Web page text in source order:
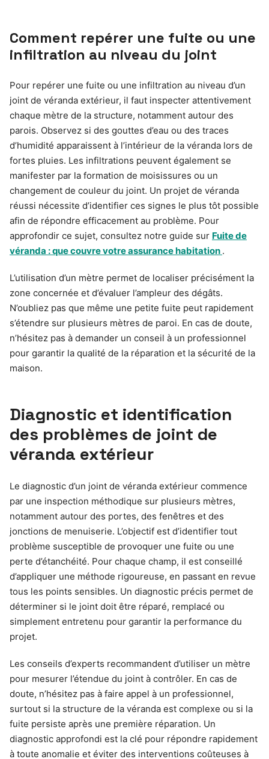
Comment repérer une fuite ou une
infiltration au niveau du joint
Pour repérer une fuite ou une infiltration au niveau d’un
joint de véranda extérieur, il faut inspecter attentivement
chaque mètre de la structure, notamment autour des
parois. Observez si des gouttes d’eau ou des traces
d’humidité apparaissent à l’intérieur de la véranda lors de
fortes pluies. Les infiltrations peuvent également se
manifester par la formation de moisissures ou un
changement de couleur du joint. Un projet de véranda
réussi nécessite d’identifier ces signes le plus tôt possible
afin de répondre efficacement au problème. Pour
approfondir ce sujet, consultez notre guide sur Fuite de
véranda : que couvre votre assurance habitation .
L’utilisation d’un mètre permet de localiser précisément la
zone concernée et d’évaluer l’ampleur des dégâts.
N’oubliez pas que même une petite fuite peut rapidement
s’étendre sur plusieurs mètres de paroi. En cas de doute,
n’hésitez pas à demander un conseil à un professionnel
pour garantir la qualité de la réparation et la sécurité de la
maison.
Diagnostic et identification
des problèmes de joint de
véranda extérieur
Le diagnostic d’un joint de véranda extérieur commence
par une inspection méthodique sur plusieurs mètres,
notamment autour des portes, des fenêtres et des
jonctions de menuiserie. L’objectif est d’identifier tout
problème susceptible de provoquer une fuite ou une
perte d’étanchéité. Pour chaque champ, il est conseillé
d’appliquer une méthode rigoureuse, en passant en revue
tous les points sensibles. Un diagnostic précis permet de
déterminer si le joint doit être réparé, remplacé ou
simplement entretenu pour garantir la performance du
projet.
Les conseils d’experts recommandent d’utiliser un mètre
pour mesurer l’étendue du joint à contrôler. En cas de
doute, n’hésitez pas à faire appel à un professionnel,
surtout si la structure de la véranda est complexe ou si la
fuite persiste après une première réparation. Un
diagnostic approfondi est la clé pour répondre rapidement
à toute anomalie et éviter des interventions coûteuses à